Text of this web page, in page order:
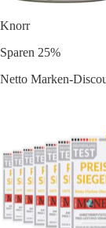
Knorr
Sparen 25%
Netto Marken-